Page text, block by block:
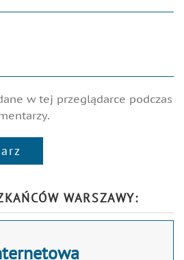
w tej przeglądarce podczas
WARSZAWY: